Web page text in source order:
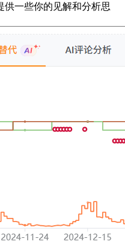
供一些你的见解和分析思